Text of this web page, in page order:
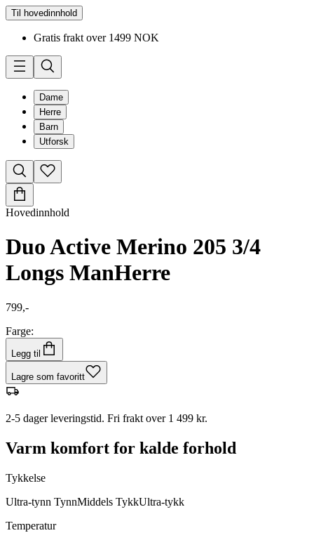
Til hovedinnhold
Gratis frakt over 1499 NOK
Dame
Herre
Barn
Utforsk
Hovedinnhold
Duo Active Merino 205 3/4
Longs ManHerre
799,-
Farge:
Legg til
Lagre som favoritt
2-5 dager leveringstid. Fri frakt over 1 499 kr.
Varm komfort for kalde forhold
Tykkelse
Ultra-tynn TynnMiddels TykkUltra-tykk
Temperatur